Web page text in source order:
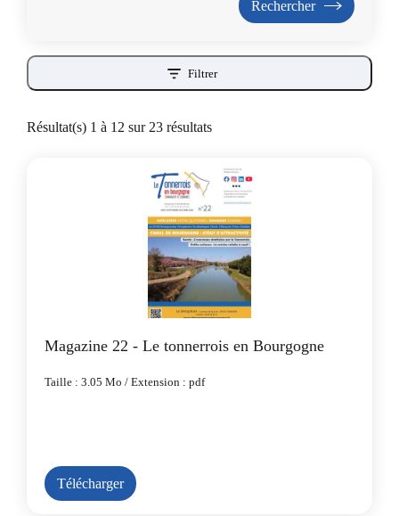
Filtrer
Résultat(s) 1 à 12 sur 23 résultats
Magazine 22 - Le tonnerrois en Bourgogne
Taille : 3.05 Mo / Extension : pdf
Télécharger